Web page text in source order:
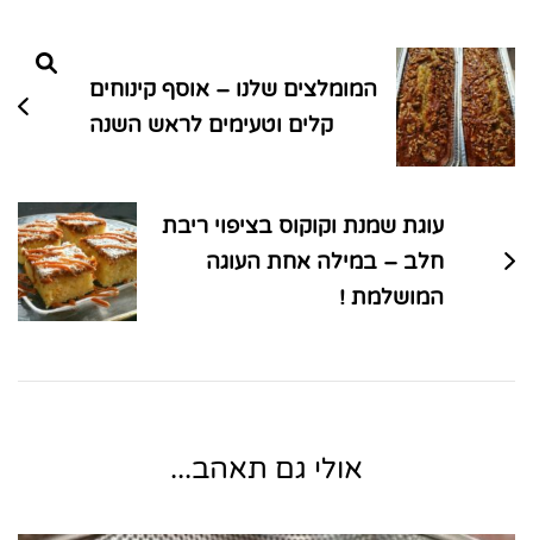
בפוסטים
המומלצים שלנו – אוסף קינוחים
קלים וטעימים לראש השנה
עוגת שמנת וקוקוס בציפוי ריבת
חלב – במילה אחת העוגה
המושלמת !
אולי גם תאהב...